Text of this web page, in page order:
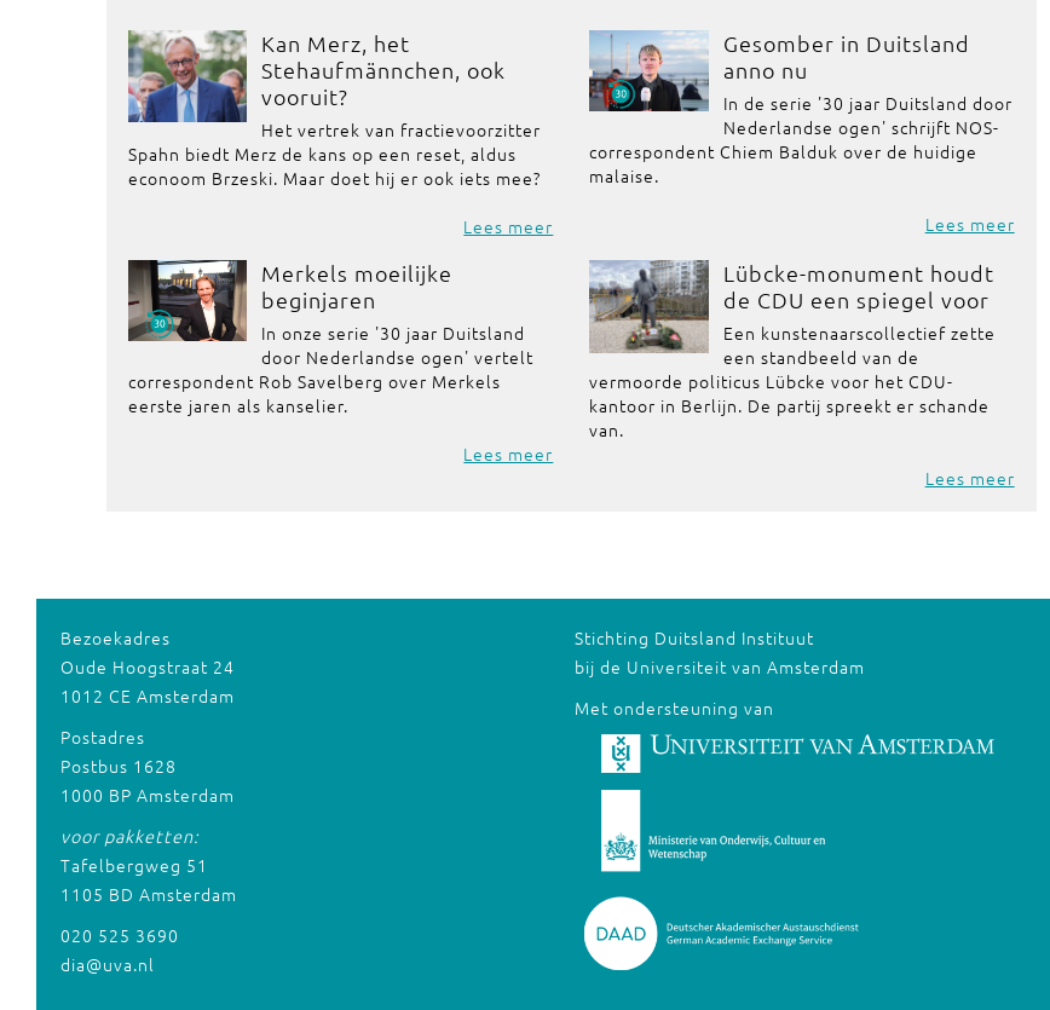
Kan Merz, het
Stehaufmännchen, ook
vooruit?
Het vertrek van fractievoorzitter
Spahn biedt Merz de kans op een reset, aldus
econoom Brzeski. Maar doet hij er ook iets mee?
Lees meer
Gesomber in Duitsland
anno nu
In de serie '30 jaar Duitsland door
Nederlandse ogen' schrijft NOS-
correspondent Chiem Balduk over de huidige
malaise.
Lees meer
Merkels moeilijke
beginjaren
In onze serie '30 jaar Duitsland
door Nederlandse ogen' vertelt
correspondent Rob Savelberg over Merkels
eerste jaren als kanselier.
Lees meer
Lübcke-monument houdt
de CDU een spiegel voor
Een kunstenaarscollectief zette
een standbeeld van de
vermoorde politicus Lübcke voor het CDU-
kantoor in Berlijn. De partij spreekt er schande
van.
Lees meer
Bezoekadres
Oude Hoogstraat 24
1012 CE Amsterdam
Postadres
Postbus 1628
1000 BP Amsterdam
voor pakketten:
Tafelbergweg 51
1105 BD Amsterdam
020 525 3690
dia@uva.nl
Stichting Duitsland Instituut
bij de Universiteit van Amsterdam
Met ondersteuning van